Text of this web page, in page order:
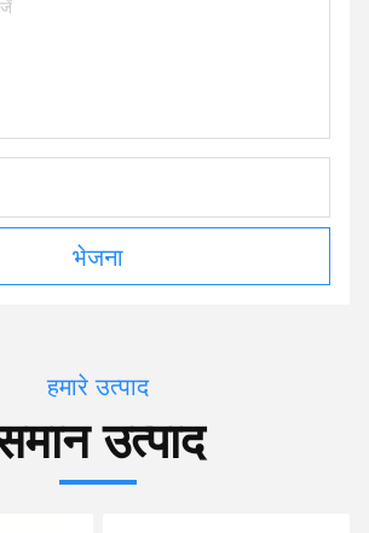
भेजना
हमारे उत्पाद
उत्पाद